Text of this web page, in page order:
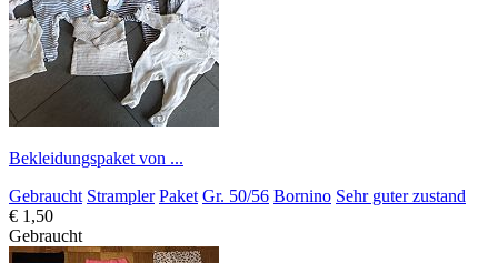
Bekleidungspaket von ...
Gebraucht Strampler Paket Gr. 50/56 Bornino Sehr guter zustand
€ 1,50
Gebraucht